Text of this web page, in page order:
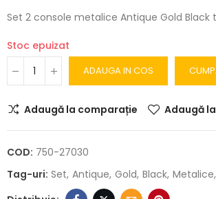
Set 2 console metalice Antique Gold Black
Stoc epuizat
ADAUGA IN COS
Adaugă la comparație Adaugă
COD: 750-27030
Tag-uri: Set Antique Gold Black Metalice